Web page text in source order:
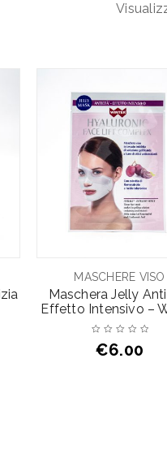
MASCHERE VISO
Maschera Jelly
Effetto Intensivo –
€6.00